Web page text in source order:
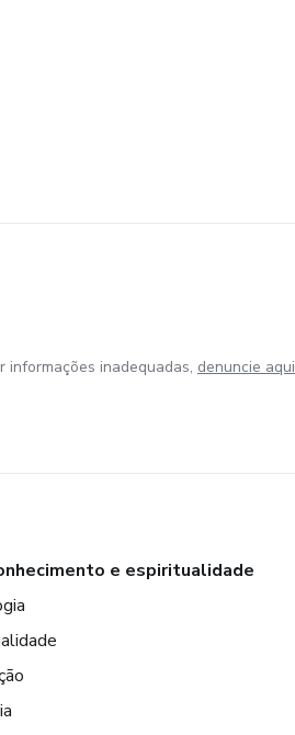
inadequadas, denuncie aqui
e espiritualidade